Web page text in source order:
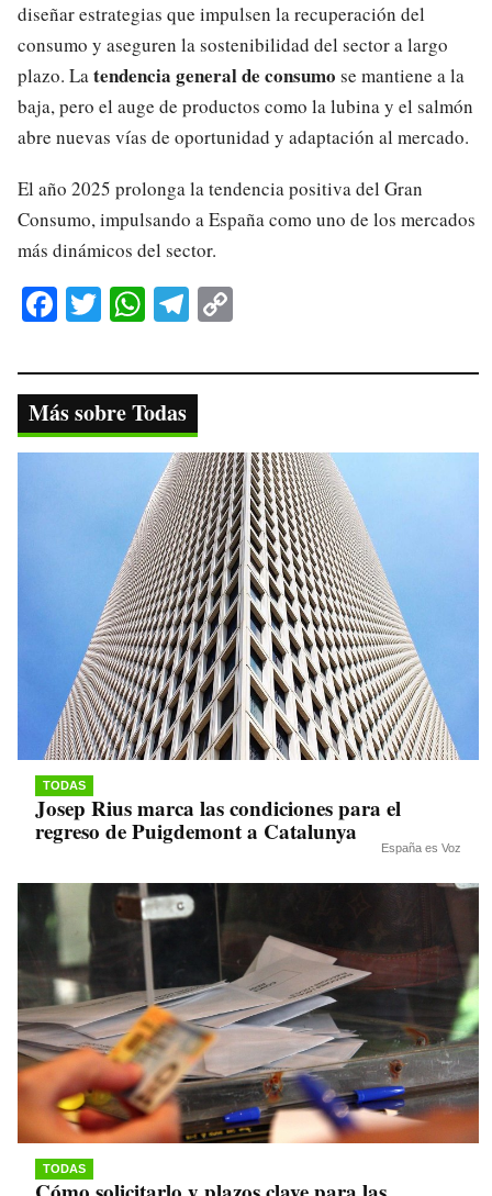
diseñar estrategias que impulsen la recuperación del
consumo y aseguren la sostenibilidad del sector a largo
plazo. Latendencia general de consumo se mantiene a la
baja, pero el auge de productos como la lubina y el salmón
abre nuevas vías de oportunidad y adaptación al mercado.
El año 2025 prolonga la tendencia positiva del Gran
Consumo, impulsando a España como uno de los mercados
más dinámicos del sector.
Fa
bo
ok
T
tte
r
W
ts
A
pp
Te
gr
a
m
y
nk
Más sobre Todas
TODAS
Josep Rius marca las condiciones para el
regreso de Puigdemont a Catalunya
España es Voz
TODAS